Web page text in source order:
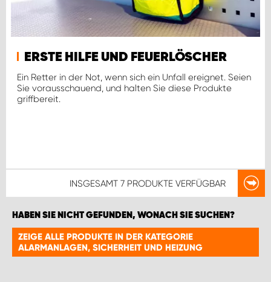
ERSTE HILFE UND FEUERLÖSCHER
Ein Retter in der Not, wenn sich ein Unfall ereignet. Seien
Sie vorausschauend, und halten Sie diese Produkte
griffbereit.
INSGESAMT 7 PRODUKTE VERFÜGBAR
HABEN SIE NICHT GEFUNDEN, WONACH SIE SUCHEN?
ZEIGE ALLE PRODUKTE IN DER KATEGORIE
ALARMANLAGEN, SICHERHEIT UND HEIZUNG